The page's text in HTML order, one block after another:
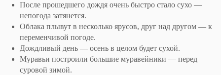
После прошедшего дождя очень быстро стало сухо —
непогода затянется.
Облака плывут в несколько ярусов, друг над другом — к
переменчивой погоде.
Дождливый день — осень в целом будет сухой.
Муравьи построили большие муравейники — перед
суровой зимой.